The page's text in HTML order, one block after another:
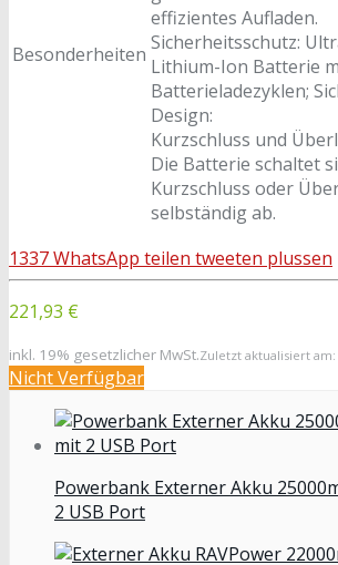
Besonderheiten
effizientes Aufladen.
Sicherheitsschutz:
Lithium-Ion Batterie
Batterieladezyklen;
Design:
Kurzschluss und
Die Batterie schaltet
Kurzschluss oder
selbständig ab.
1337WhatsApp teilen tweeten plussen
221,93 €
inkl. 19% gesetzlicher MwSt.Zuletzt aktualisiert am:
Nicht Verfügbar
Powerbank Externer Akku
2 USB Port